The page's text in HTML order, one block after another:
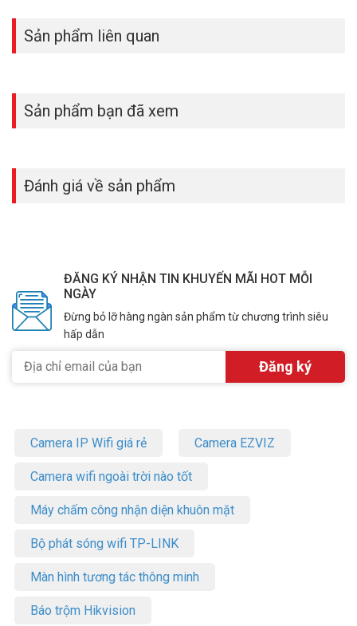
thiết bị điện thông minh
lòng truy cập websitewww.vuhoangtelecom.vn
hàng qua điện thoại
Sản phẩm liên quan
Sản phẩm bạn đã xem
Đánh giá về sản phẩm
ĐĂNG KÝ NHẬN TIN KHUYẾN MÃI HOT MỖI
NGÀY
Đừng bỏ lỡ hàng ngàn sản phẩm từ chương trình siêu
hấp dẫn
Camera IP Wifi giá rẻ Camera EZVIZ
Camera wifi ngoài trời nào tốt
Máy chấm công nhận diện khuôn mặt
Bộ phát sóng wifi TP-LINK
Màn hình tương tác thông minh
Báo trộm Hikvision